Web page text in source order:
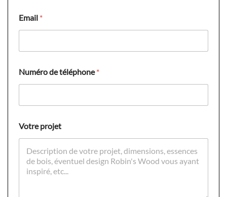
o
t
e
*
Email *
Numéro de téléphone*
Votre projet